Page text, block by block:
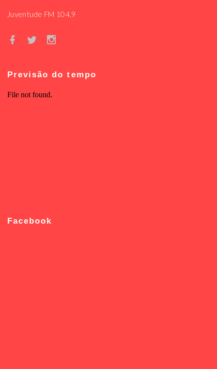
Juventude FM 104,9
Previsão do tempo
Facebook